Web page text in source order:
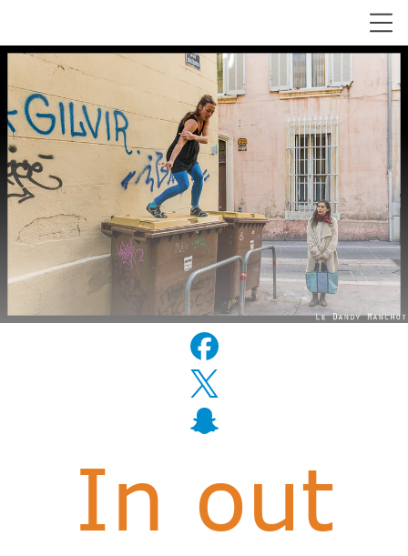
In out